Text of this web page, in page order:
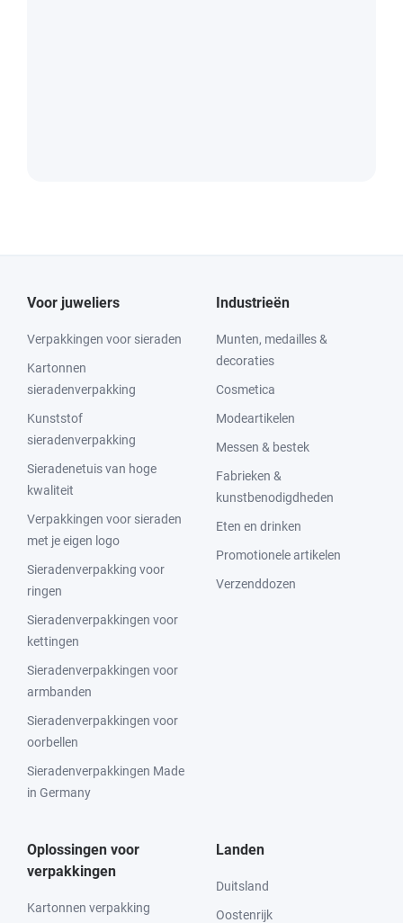
Voor juweliers
Verpakkingen voor sieraden
Kartonnen
sieradenverpakking
Kunststof
sieradenverpakking
Sieradenetuis van hoge
kwaliteit
Verpakkingen voor sieraden
met je eigen logo
Sieradenverpakking voor
ringen
Sieradenverpakkingen voor
kettingen
Sieradenverpakkingen voor
armbanden
Sieradenverpakkingen voor
oorbellen
Sieradenverpakkingen Made
in Germany
Industrieën
Munten, medailles &
decoraties
Cosmetica
Modeartikelen
Messen & bestek
Fabrieken &
kunstbenodigdheden
Eten en drinken
Promotionele artikelen
Verzenddozen
Oplossingen voor
verpakkingen
Kartonnen verpakking
Landen
Duitsland
Oostenrijk